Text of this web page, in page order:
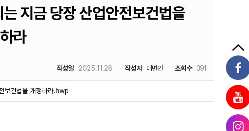
지금 당장 산업안전보건법을
라
작성일 2025.11.28 작성자 대변인 조회수 391
보건법을 개정하라.hwp